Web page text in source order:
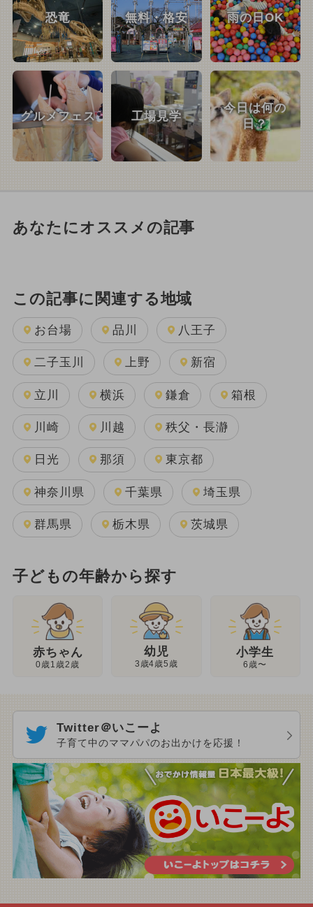
恐竜 無料・格安 雨の日OK
グルメフェス 工場見学
今日は何の
日？
あなたにオススメの記事
この記事に関連する地域
お台場 品川 八王子
二子玉川 上野 新宿
立川 横浜 鎌倉 箱根
川崎 川越 秩父・長瀞
日光 那須 東京都
神奈川県 千葉県 埼玉県
群馬県 栃木県 茨城県
子どもの年齢から探す
赤ちゃん
0歳1歳2歳
幼児
3歳4歳5歳
小学生
6歳〜
Twitter＠いこーよ
子育て中のママパパのお出かけを応援！